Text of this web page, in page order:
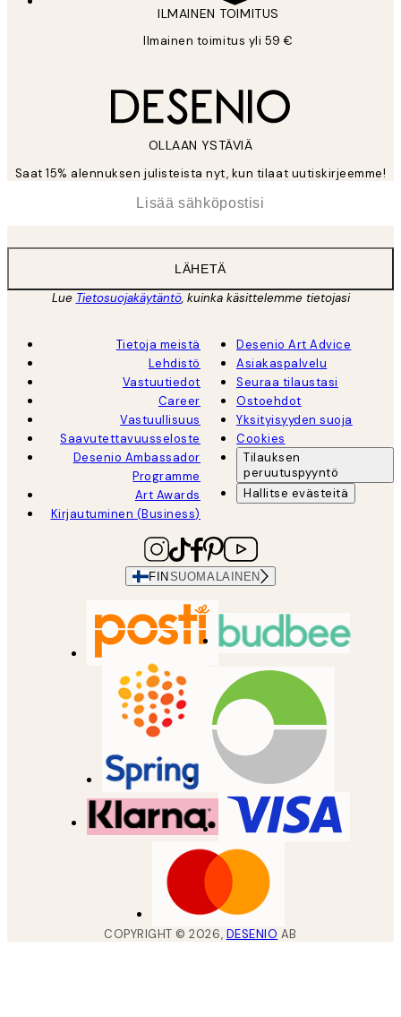
ILMAINEN TOIMITUS
Ilmainen toimitus yli 59 €
OLLAAN YSTÄVIÄ
Saat 15% alennuksen julisteista nyt, kun tilaat uutiskirjeemme!
LÄHETÄ
Lue Tietosuojakäytäntö, kuinka käsittelemme tietojasi
Tietoja meistä
Lehdistö
Vastuutiedot
Career
Vastuullisuus
Saavutettavuusseloste
Desenio Ambassador
Programme
Art Awards
Kirjautuminen (Business)
Desenio Art Advice
Asiakaspalvelu
Seuraa tilaustasi
Ostoehdot
Yksityisyyden suoja
Cookies
Tilauksen
peruutuspyyntö
Hallitse evästeitä
FIN SUOMALAINEN
COPYRIGHT ©2026, DESENIO AB